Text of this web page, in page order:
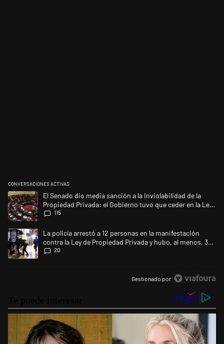
CONVERSACIONES ACTIVAS
Este listado muestra los artículos con más comentarios en los últimos
Un artículo de tendencia con el título "El Senado dio media sanción a
El Senado dio media sanción a la Inviolabilidad de la
Propiedad Privada: el Gobierno tuvo que ceder en la Ley
del Manejo del Fuego
115
Un artículo de tendencia con el título "La policía arrestó a 12
La policía arrestó a 12 personas en la manifestación
contra la Ley de Propiedad Privada y hubo, al menos, 3
agentes heridos
20
Gestionado por